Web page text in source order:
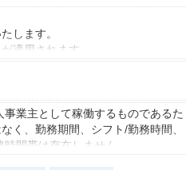
します。
適用されます
業主として稼働するものであるた
く、勤務期間、シフト/勤務時間、
間帯は存在しません。